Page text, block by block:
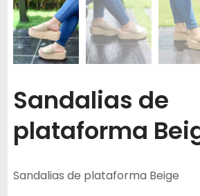
Sandalias de
plataforma
Sandalias de plataforma Beige